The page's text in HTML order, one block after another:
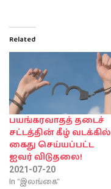
Related
பயங்கரவாதத் தடைச்
சட்டத்தின் கீழ் வடக்கில்
கைது செய்யப்பட்ட
ஐவர் விடுதலை!
2021-07-20
In "இலங்கை"